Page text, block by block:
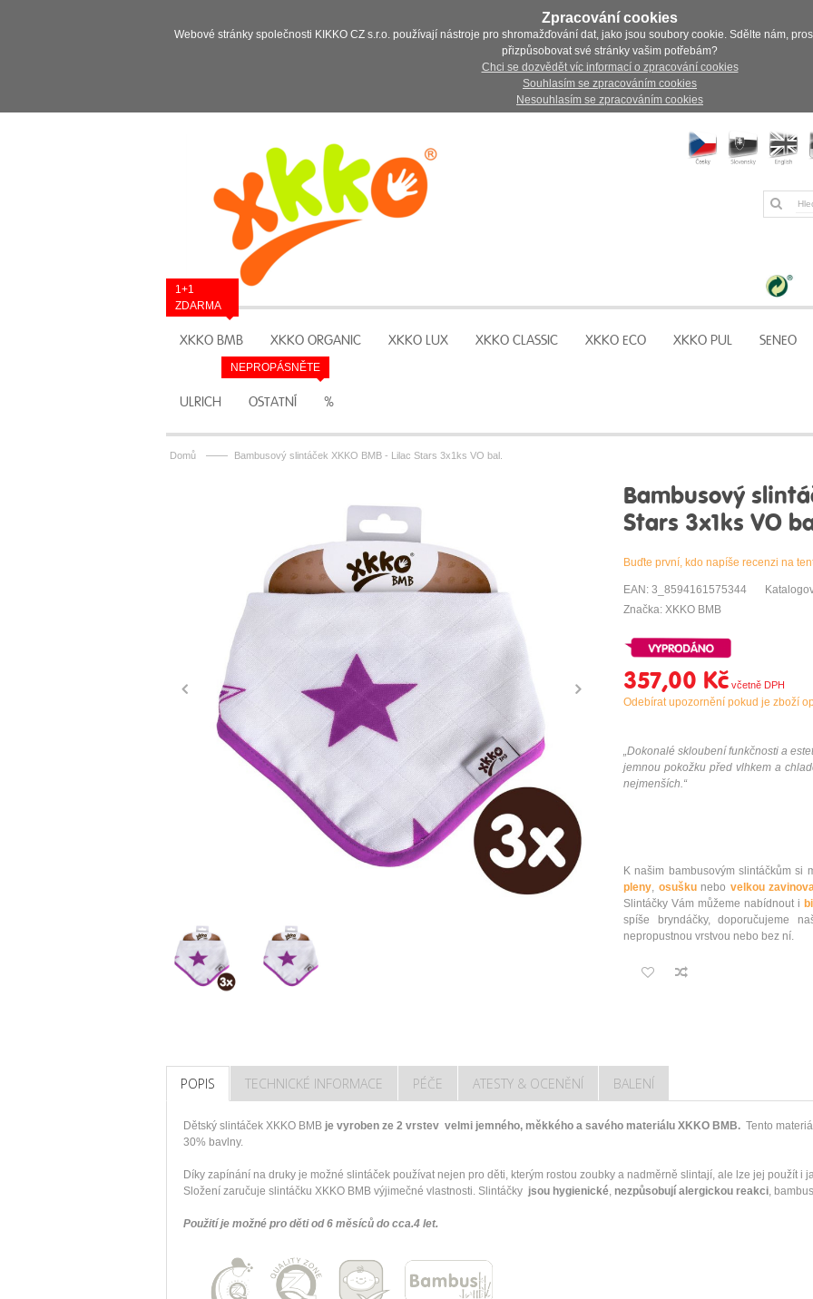
Zpracování cookies
Webové stránky společnosti KIKKO CZ s.r.o. používají nástroje pro shromažďování dat, jako jsou soubory cookie. Sdělte nám,
přizpůsobovat své stránky vašim potřebám?
Chci se dozvědět víc informací o zpracování cookies
Souhlasím se zpracováním cookies
Nesouhlasím se zpracováním cookies
XKKO BMB
1+1
ZDARMA
XKKO ORGANIC XKKO LUX XKKO CLASSIC XKKO ECO XKKO PUL SENEO
ULRICH OSTATNÍ %
NEPROPÁSNĚTE
Domů —— Bambusový slintáček XKKO BMB - Lilac Stars 3x1ks VO bal.
Bambusový
Stars 3x1ks VO
Buďte první, kdo napíše recenzi na
EAN: 3_8594161575344
Značka: XKKO BMB
357,00 Kč
Odebírat upozornění pokud je zboží
„Dokonalé skloubení funkčnosti a
jemnou pokožku před vlhkem a
nejmenších.“
K našim bambusovým slintáčkům si
pleny, osuškunebo velkou
Slintáčky Vám můžeme nabídnout i
spíše bryndáčky, doporučujeme
nepropustnou vrstvou nebo bez ní.
POPIS TECHNICKÉ INFORMACE PÉČE ATESTY & OCENĚNÍ BALENÍ
Dětský slintáček XKKO BMB je vyroben ze 2 vrstev velmi jemného, měkkého a savého materiálu XKKO BMB. Tento
30% bavlny.
Díky zapínání na druky je možné slintáček používat nejen pro děti, kterým rostou zoubky a nadměrně slintají, ale lze jej použít i
Složení zaručuje slintáčku XKKO BMB výjimečné vlastnosti. Slintáčky jsou hygienické nezpůsobují alergickou reakci ,
Použití je možné pro děti od 6 měsíců do cca.4 let.